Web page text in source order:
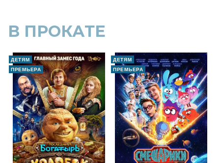
В ПРОКАТЕ
ДЕТЯМ
ПРЕМЬЕРА
ДЕТЯМ
ПРЕМЬЕРА